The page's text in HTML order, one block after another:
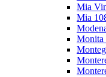
Mia
Mia
Monita